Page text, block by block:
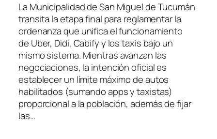
La Municipalidad de San Miguel de Tucumán
transita la etapa final para reglamentar la
ordenanza que unifica el funcionamiento
de Uber, Didi, Cabify y los taxis bajo un
mismo sistema. Mientras avanzan las
negociaciones, la intención oficial es
establecer un límite máximo de autos
habilitados (sumando apps y taxistas)
proporcional a la población, además de fijar
las…